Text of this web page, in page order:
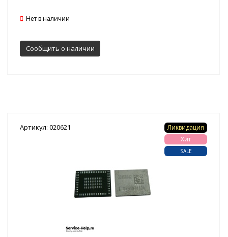
Нет в наличии
Сообщить о наличии
Артикул: 020621
Ликвидация
Хит
SALE